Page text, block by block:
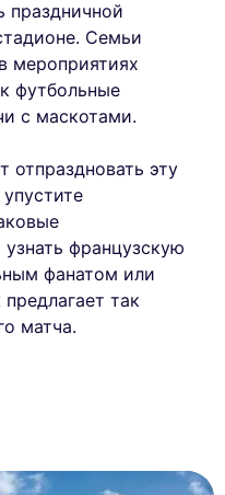
праздничной
Семьи
мероприятиях
футбольные
с маскотами.
эту
французскую
фанатом или
так
матча.